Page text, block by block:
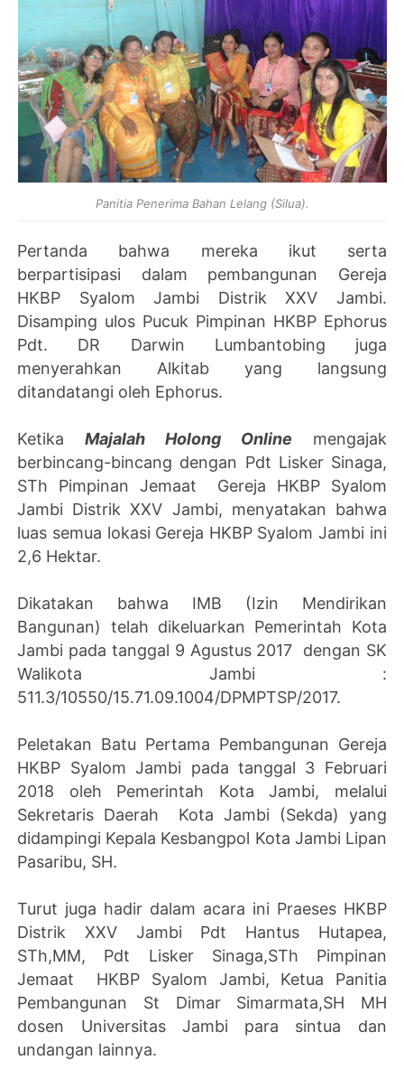
Panitia Penerima Bahan Lelang (Silua).
Pertanda bahwa mereka ikut serta
berpartisipasi dalam pembangunan Gereja
HKBP Syalom Jambi Distrik XXV Jambi.
Disamping ulos Pucuk Pimpinan HKBP Ephorus
Pdt. DR Darwin Lumbantobing juga
menyerahkan Alkitab yang langsung
ditandatangi oleh Ephorus.
KetikaMajalah Holong Online mengajak
berbincang-bincang dengan Pdt Lisker Sinaga,
STh Pimpinan Jemaat Gereja HKBP Syalom
Jambi Distrik XXV Jambi, menyatakan bahwa
luas semua lokasi Gereja HKBP Syalom Jambi ini
2,6 Hektar.
Dikatakan bahwa IMB (Izin Mendirikan
Bangunan) telah dikeluarkan Pemerintah Kota
Jambi pada tanggal 9 Agustus 2017 dengan SK
Walikota Jambi :
511.3/10550/15.71.09.1004/DPMPTSP/2017.
Peletakan Batu Pertama Pembangunan Gereja
HKBP Syalom Jambi pada tanggal 3 Februari
2018 oleh Pemerintah Kota Jambi, melalui
Sekretaris Daerah Kota Jambi (Sekda) yang
didampingi Kepala Kesbangpol Kota Jambi Lipan
Pasaribu, SH.
Turut juga hadir dalam acara ini Praeses HKBP
Distrik XXV Jambi Pdt Hantus Hutapea,
STh,MM, Pdt Lisker Sinaga,STh Pimpinan
Jemaat HKBP Syalom Jambi, Ketua Panitia
Pembangunan St Dimar Simarmata,SH MH
dosen Universitas Jambi para sintua dan
undangan lainnya.